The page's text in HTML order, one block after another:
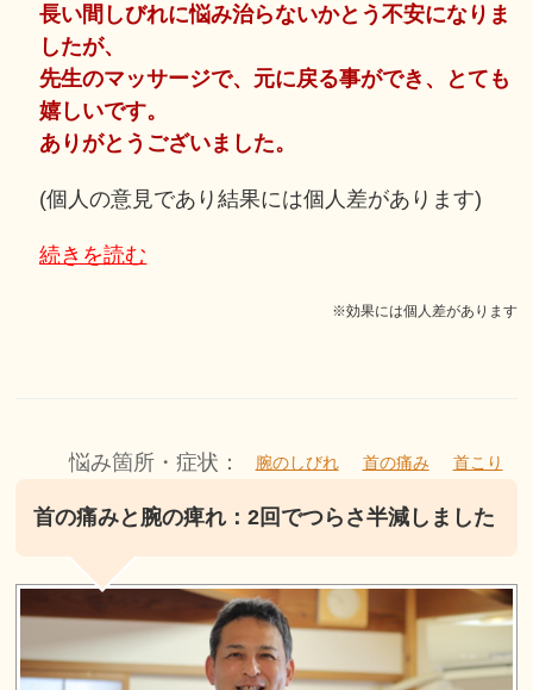
長い間しびれに悩み治らないかとう不安になりま
したが、
先生のマッサージで、元に戻る事ができ、とても
嬉しいです。
ありがとうございました。
(個人の意見であり結果には個人差があります)
続きを読む
※効果には個人差があります
悩み箇所・症状： 腕のしびれ 首の痛み 首こり
首の痛みと腕の痺れ：2回でつらさ半減しました